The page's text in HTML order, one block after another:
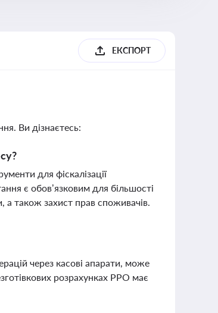
ЕКСПОРТ
Ви дізнаєтесь:
для фіскалізації
є обов’язковим для більшості
а також захист прав споживачів.
через касові апарати, може
розрахунках РРО має